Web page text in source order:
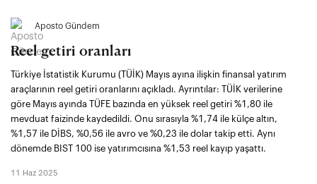
Aposto Gündem
Reel getiri oranları
Türkiye İstatistik Kurumu (TÜİK) Mayıs ayına ilişkin finansal yatırım
araçlarının reel getiri oranlarını açıkladı. Ayrıntılar: TÜİK verilerine
göre Mayıs ayında TÜFE bazında en yüksek reel getiri %1,80 ile
mevduat faizinde kaydedildi. Onu sırasıyla %1,74 ile külçe altın,
%1,57 ile DİBS, %0,56 ile avro ve %0,23 ile dolar takip etti. Aynı
dönemde BIST 100 ise yatırımcısına %1,53 reel kayıp yaşattı.
11 Haz 2025